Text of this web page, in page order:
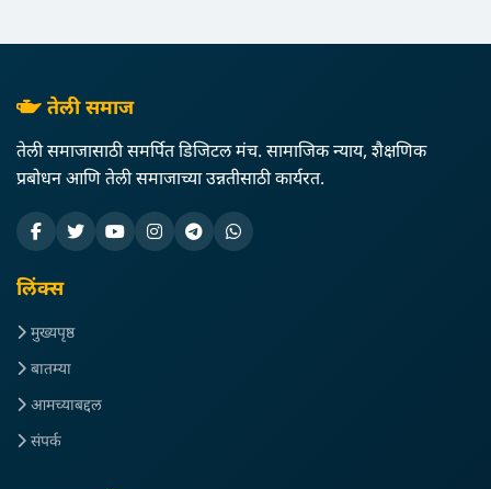
तेली समाज
तेली समाजासाठी समर्पित डिजिटल मंच. सामाजिक न्याय, शैक्षणिक
प्रबोधन आणि तेली समाजाच्या उन्नतीसाठी कार्यरत.
लिंक्स
मुख्यपृष्ठ
बातम्या
आमच्याबद्दल
संपर्क